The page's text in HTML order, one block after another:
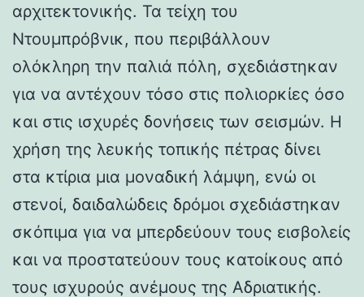
αρχιτεκτονικής. Τα τείχη του
Ντουμπρόβνικ, που περιβάλλουν
ολόκληρη την παλιά πόλη, σχεδιάστηκαν
για να αντέχουν τόσο στις πολιορκίες όσο
και στις ισχυρές δονήσεις των σεισμών. Η
χρήση της λευκής τοπικής πέτρας δίνει
στα κτίρια μια μοναδική λάμψη, ενώ οι
στενοί, δαιδαλώδεις δρόμοι σχεδιάστηκαν
σκόπιμα για να μπερδεύουν τους εισβολείς
και να προστατεύουν τους κατοίκους από
τους ισχυρούς ανέμους της Αδριατικής.